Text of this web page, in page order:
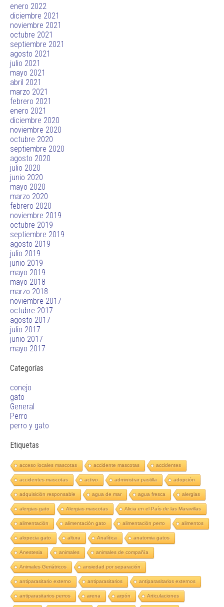
enero 2022
diciembre 2021
noviembre 2021
octubre 2021
septiembre 2021
agosto 2021
julio 2021
mayo 2021
abril 2021
marzo 2021
febrero 2021
enero 2021
diciembre 2020
noviembre 2020
octubre 2020
septiembre 2020
agosto 2020
julio 2020
junio 2020
mayo 2020
marzo 2020
febrero 2020
noviembre 2019
octubre 2019
septiembre 2019
agosto 2019
julio 2019
junio 2019
mayo 2019
mayo 2018
marzo 2018
noviembre 2017
octubre 2017
agosto 2017
julio 2017
junio 2017
mayo 2017
Categorías
conejo
gato
General
Perro
perro y gato
Etiquetas
acceso locales mascotas accidente mascotas accidentes
accidentes mascotas activo administrar pastilla adopción
adquisición responsable agua de mar agua fresca alergias
alergias gato Alergias mascotas Alicia en el País de las Maravillas
alimentación alimentación gato alimentación perro alimentos
alopecia gato altura Analítica anatomia gatos
Anestesia animales animales de compañía
Animales Geriátricos ansiedad por separación
antiparasitario externo antiparasitarios antiparasitarios externos
antiparasitarios perros arena arpón Articulaciones